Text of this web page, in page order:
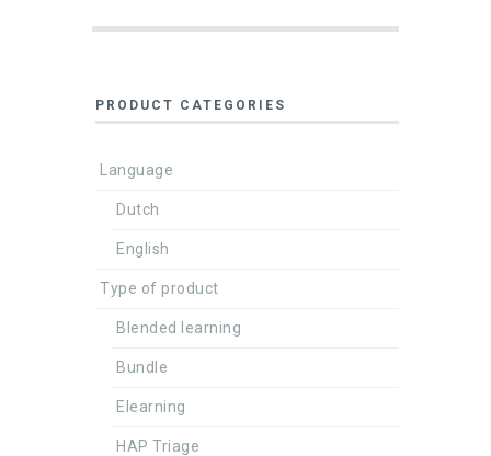
PRODUCT CATEGORIES
Language
Dutch
English
Type of product
Blended learning
Bundle
Elearning
HAP Triage